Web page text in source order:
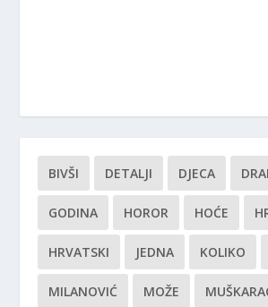
BIVŠI DETALJI DJECA
GODINA HOROR HOĆE
HRVATSKI JEDNA KOLIKO
MILANOVIĆ MOŽE